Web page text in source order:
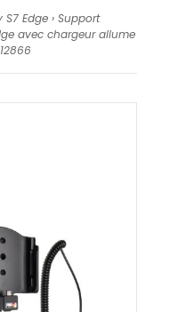
S7 Edge › Support
avec chargeur allume